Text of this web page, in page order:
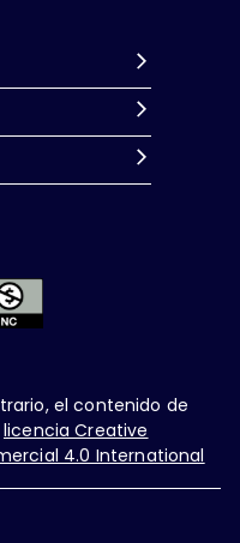
el contenido de
licencia Creative
4.0 International